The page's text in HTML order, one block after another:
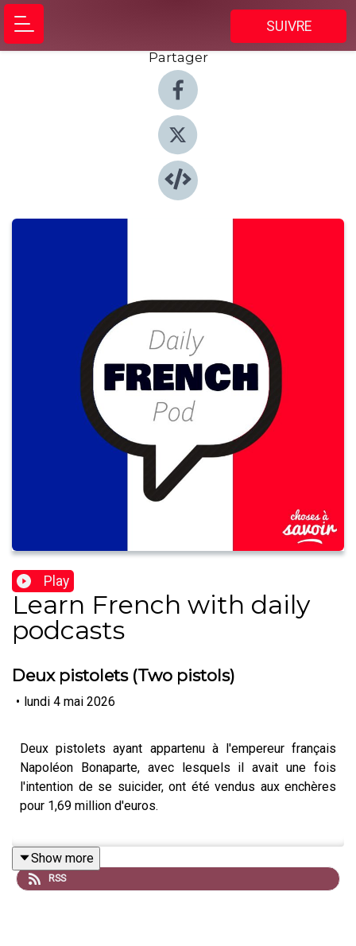
SUIVRE
Partager
Play
Learn French with daily
podcasts
Deux pistolets (Two pistols)
• lundi 4 mai 2026
Deux pistolets ayant appartenu à l'empereur français
Napoléon Bonaparte, avec lesquels il avait une fois
l'intention de se suicider, ont été vendus aux enchères
pour 1,69 million d'euros.
Traduction :
Show more
RSS